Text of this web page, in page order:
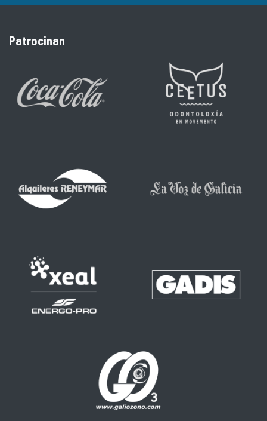
Patrocinan